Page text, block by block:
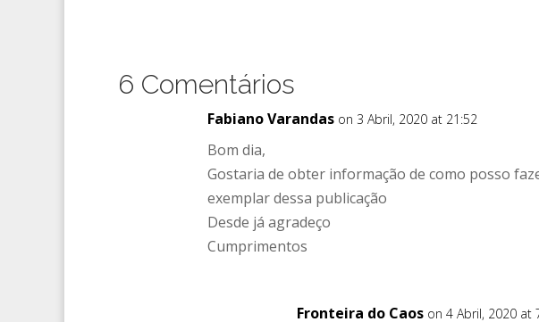
6 Comentários
Fabiano Varandas on 3 Abril, 2020 at 21:52
Bom dia,
Gostaria de obter informação de como posso
exemplar dessa publicação
Desde já agradeço
Cumprimentos
Fronteira do Caos on 4 Abril, 2020 at